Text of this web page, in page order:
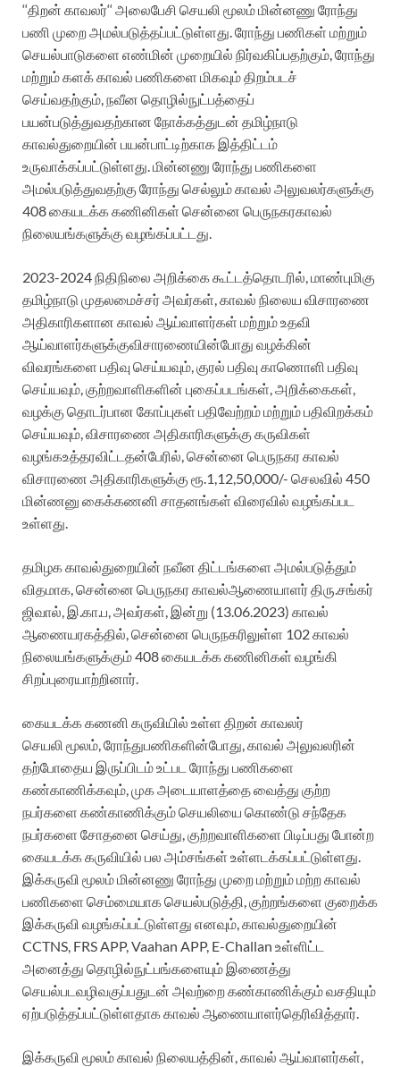
‘‘திறன் காவலர்‘‘அலைபேசி செயலி மூலம்மின்னணு ரோந்து
பணி முறைஅமல்படுத்தப்பட்டுள்ளது.ரோந்து பணிகள் மற்றும்
செயல்பாடுகளை எண்மின் முறையில் நிர்வகிப்பதற்கும்,ரோந்து
மற்றும்களக்காவல் பணிகளை மிகவும்திறம்படச்
செய்வதற்கும்,நவீன தொழில்நுட்பத்தைப்
பயன்படுத்துவதற்கான நோக்கத்துடன் தமிழ்நாடு
காவல்துறையின் பயன்பாட்டிற்காக இத்திட்டம்
உருவாக்கப்பட்டுள்ளது.மின்னணு ரோந்து பணிகளை
அமல்படுத்துவதற்கு ரோந்து செல்லும்காவல் அலுவலர்களுக்கு
408கையடக்ககணினிகள் சென்னை பெருநகரகாவல்
நிலையங்களுக்கு வழங்கப்பட்டது.
2023-2024நிதிநிலை அறிக்கைகூட்டத்தொடரில்,மாண்புமிகு
தமிழ்நாடு முதலமைச்சர்அவர்கள்,காவல் நிலைய விசாரணை
அதிகாரிகளான காவல் ஆய்வாளர்கள் மற்றும்உதவி
ஆய்வாளர்களுக்குவிசாரணையின்போது வழக்கின்
விவரங்களை பதிவு செய்யவும், குரல் பதிவு காணொளி பதிவு
செய்யவும்,குற்றவாளிகளின் புகைப்படங்கள்,அறிக்கைகள்,
வழக்கு தொடர்பான கோப்புகள் பதிவேற்றம்மற்றும்பதிவிறக்கம்
செய்யவும்,விசாரணை அதிகாரிகளுக்கு கருவிகள்
வழங்கஉத்தரவிட்டதன்பேரில்,சென்னை பெருநகரகாவல்
விசாரணை அதிகாரிகளுக்கு ரூ.1,12,50,000/- செலவில் 450
மின்ணனு கைக்கணனி சாதனங்கள் விரைவில் வழங்கப்பட
உள்ளது.
தமிழககாவல்துறையின் நவீன திட்டங்களை அமல்படுத்தும்
விதமாக,சென்னை பெருநகரகாவல்ஆணையாளர்திரு.சங்கர்
ஜிவால், இ.கா.ப,அவர்கள், இன்று (13.06.2023) காவல்
ஆணையரகத்தில்,சென்னை பெருநகரிலுள்ள 102காவல்
நிலையங்களுக்கும்408கையடக்ககணினிகள் வழங்கி
சிறப்புரையாற்றினார்.
கையடக்க கணனி கருவியில் உள்ள திறன் காவலர்
செயலி மூலம்,ரோந்துபணிகளின்போது,காவல் அலுவலரின்
தற்போதைய இருப்பிடம்உட்பட ரோந்து பணிகளை
கண்காணிக்கவும்,முகஅடையாளத்தைவைத்து குற்ற
நபர்களை கண்காணிக்கும்செயலியை கொண்டு சந்தேக
நபர்களை சோதனை செய்து,குற்றவாளிகளை பிடிப்பது போன்ற
கையடக்ககருவியில் பல அம்சங்கள் உள்ளடக்கப்பட்டுள்ளது.
இக்கருவி மூலம்மின்னணு ரோந்து முறைமற்றும்மற்றகாவல்
பணிகளை செம்மையாகசெயல்படுத்தி,குற்றங்களை குறைக்க
இக்கருவி வழங்கப்பட்டுள்ளது எனவும்,காவல்துறையின்
CCTNS, FRS APP, Vaahan APP, E-Challan உள்ளிட்ட
அனைத்து தொழில்நுட்பங்களையும் இணைத்து
செயல்பட வழிவகுப்பதுடன் அவற்றைகண்காணிக்கும்வசதியும்
ஏற்படுத்தப்பட்டுள்ளதாககாவல் ஆணையாளர்தெரிவித்தார்.
இக்கருவி மூலம்காவல் நிலையத்தின்,காவல் ஆய்வாளர்கள்,